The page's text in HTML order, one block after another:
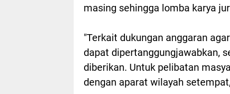
masing sehingga lomba karya
"Terkait dukungan anggaran
dapat dipertanggungjawabkan,
diberikan. Untuk pelibatan
dengan aparat wilayah